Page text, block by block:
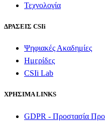
Τεχνολογία
ΔΡΑΣΕΙΣ CSIi
Ψηφιακές Ακαδημίες
Ημερίδες
CSIi Lab
ΧΡΗΣΙΜΑ LINKS
GDPR - Προστασία